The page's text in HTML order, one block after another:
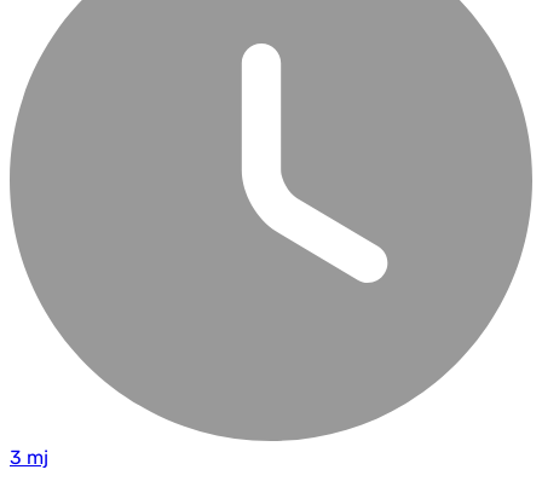
3 mj